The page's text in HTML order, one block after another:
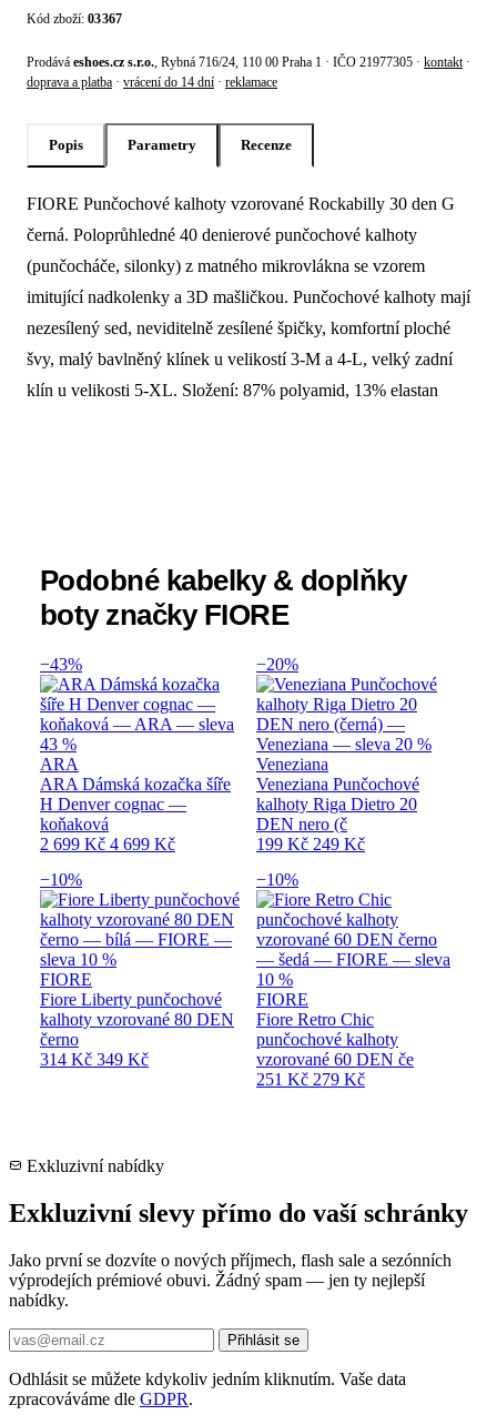
Kód zboží: 03367
Prodává eshoes.cz s.r.o. , Rybná 716/24, 110 00 Praha 1 · IČO 21977305 · kontakt ·
doprava a platba · vrácení do 14 dní · reklamace
Popis Parametry Recenze
Popis produktu Fiore Punčochové
FIORE Punčochové kalhoty vzorované Rockabilly 30 den G
černá. Poloprůhledné 40 denierové punčochové kalhoty
(punčocháče, silonky) z matného mikrovlákna se vzorem
imitující nadkolenky a 3D mašličkou. Punčochové kalhoty mají
nezesílený sed, neviditelně zesílené špičky, komfortní ploché
švy, malý bavlněný klínek u velikostí 3-M a 4-L, velký zadní
klín u velikosti 5-XL. Složení: 87% polyamid, 13% elastan
Podobné kabelky & doplňky
boty značky FIORE
−43%
ARA
ARA Dámská kozačka šíře
H Denver cognac —
koňaková
2 699 Kč 4 699 Kč
−20%
Veneziana
Veneziana Punčochové
kalhoty Riga Dietro 20
DEN nero (č
199 Kč 249 Kč
−10%
FIORE
Fiore Liberty punčochové
kalhoty vzorované 80 DEN
černo
314 Kč 349 Kč
−10%
FIORE
Fiore Retro Chic
punčochové kalhoty
vzorované 60 DEN če
251 Kč 279 Kč
Exkluzivní nabídky
Exkluzivní slevy přímo do vaší schránky
Jako první se dozvíte o nových příjmech, flash sale a sezónních
výprodejích prémiové obuvi. Žádný spam — jen ty nejlepší
nabídky.
Přihlásit se
Odhlásit se můžete kdykoliv jedním kliknutím. Vaše data
zpracováváme dle GDPR.